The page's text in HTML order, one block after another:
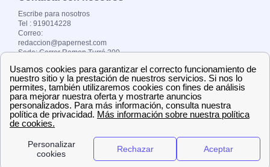
Localiza tu oficina de Endesa
Endesa Barcelona
Endesa Valencia
Endesa Zaragoza
Escribe para nosotros
Tel : 919014228
Correo:
redaccion@papernest.com
Sede: Carrer Ramon Turró 200
Copyright ©
papernest.es 2024 –
Todos los derechos
reservados